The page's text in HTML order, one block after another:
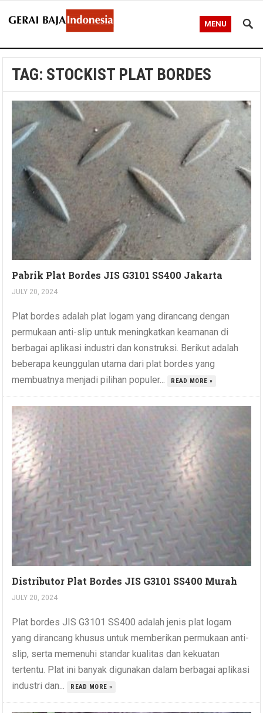
MENU
TAG: STOCKIST PLAT BORDES
Pabrik Plat Bordes JIS G3101 SS400 Jakarta
JULY 20, 2024
Plat bordes adalah plat logam yang dirancang dengan
permukaan anti-slip untuk meningkatkan keamanan di
berbagai aplikasi industri dan konstruksi. Berikut adalah
beberapa keunggulan utama dari plat bordes yang
membuatnya menjadi pilihan populer...
READ MORE »
Distributor Plat Bordes JIS G3101 SS400 Murah
JULY 20, 2024
Plat bordes JIS G3101 SS400 adalah jenis plat logam
yang dirancang khusus untuk memberikan permukaan anti-
slip, serta memenuhi standar kualitas dan kekuatan
tertentu. Plat ini banyak digunakan dalam berbagai aplikasi
industri dan...
READ MORE »